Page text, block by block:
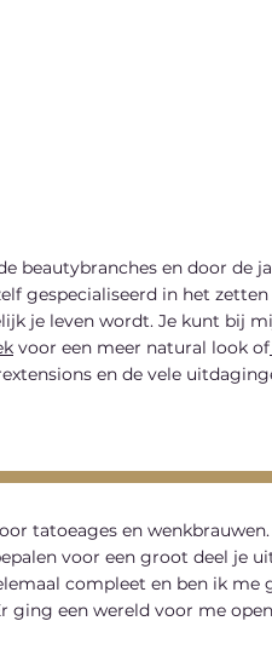
beautybranches en door de
gespecialiseerd in het zetten
je leven wordt. Je kunt bij
voor een meer natural look of
en de vele
tatoeages en
voor een groot deel je
compleet en ben ik me
ging een wereld voor me